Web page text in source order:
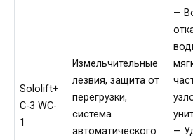
Sololift+
C-3 WC-
1
Измельчительные
лезвия, защита от
перегрузки,
система
автоматического
—
—